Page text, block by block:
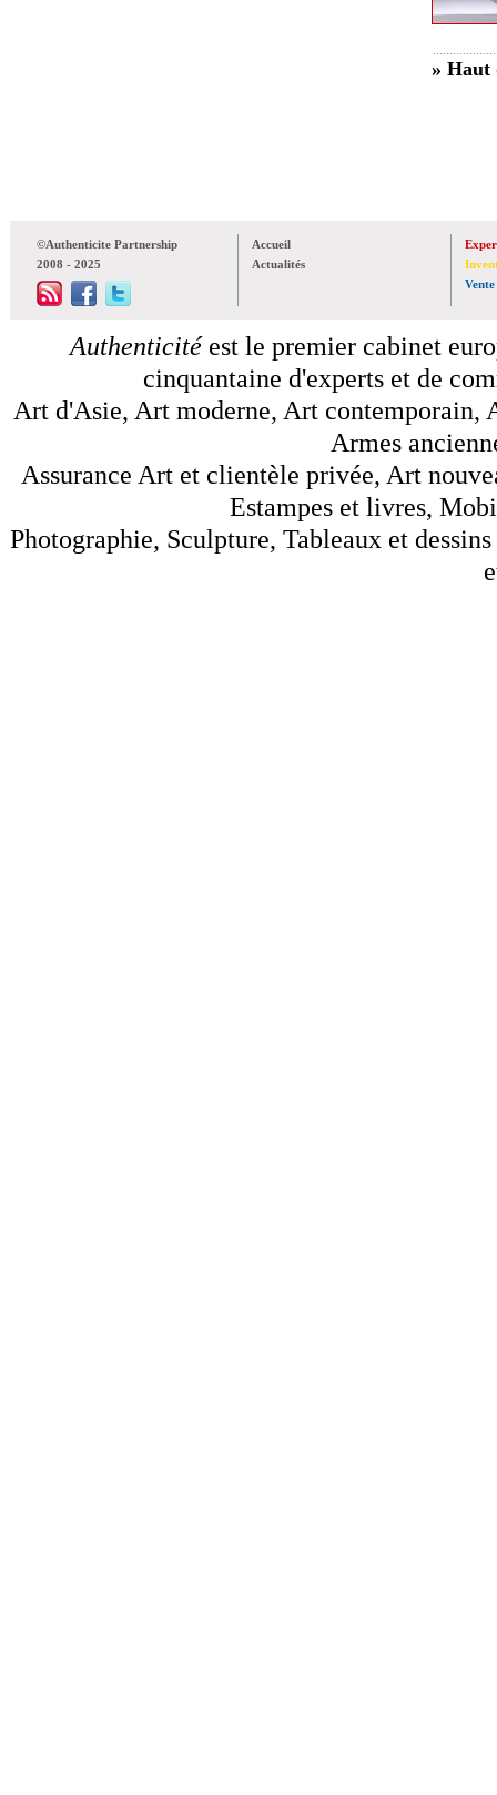
» Haut
©Authenticite Partnership
2008 - 2025
Accueil
Actualités
Vente
Authenticitéest le premier cabinet
cinquantaine d'experts et de
Art d'Asie, Art moderne, Art contemporain,
Armes
Assurance Art et clientèle privée, Art
Estampes et livres,
Photographie, Sculpture, Tableaux et